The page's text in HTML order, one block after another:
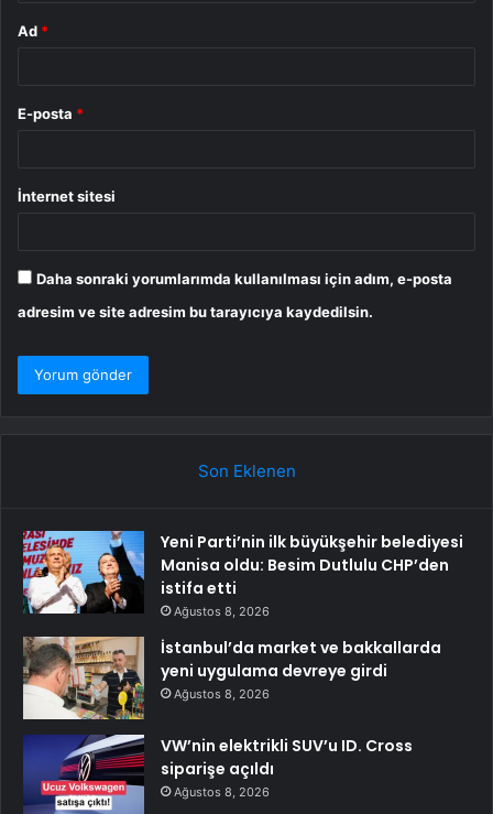
Ad *
E-posta *
İnternet sitesi
Daha sonraki yorumlarımda kullanılması için adım, e-posta
adresim ve site adresim bu tarayıcıya kaydedilsin.
Son Eklenen
Yeni Parti’nin ilk büyükşehir belediyesi
Manisa oldu: Besim Dutlulu CHP’den
istifa etti
Ağustos 8, 2026
İstanbul’da market ve bakkallarda
yeni uygulama devreye girdi
Ağustos 8, 2026
VW’nin elektrikli SUV’u ID. Cross
siparişe açıldı
Ağustos 8, 2026